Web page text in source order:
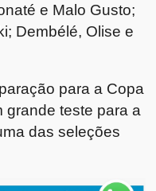
e Malo Gusto;
Dembélé, Olise e
para a Copa
grande teste para a
das seleções